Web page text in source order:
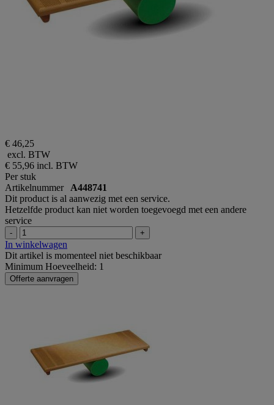
€ 46,25
excl. BTW
€ 55,96 incl. BTW
Per stuk
Artikelnummer A448741
Dit product is al aanwezig met een service.
Hetzelfde product kan niet worden toegevoegd met een andere
service
- +
In winkelwagen
Dit artikel is momenteel niet beschikbaar
Minimum Hoeveelheid: 1
Offerte aanvragen